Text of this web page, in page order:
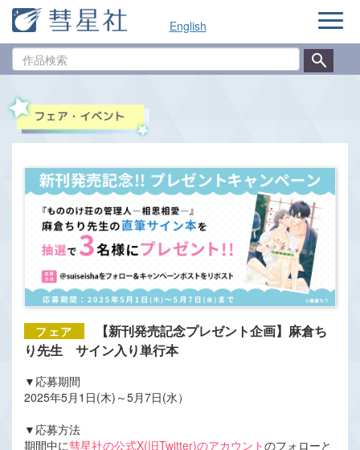
English
品
ナ
ゲ
【新刊発売記念プレゼント企画】麻倉ち
り先生 サイン入り単行本
▼応募期間
2025年5月1日(木)～5月7日(水）
▼応募方法
期間中に彗星社の公式X(旧Twitter)のアカウントのフォローと